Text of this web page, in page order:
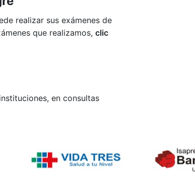
realizar sus exámenes de
que realizamos, clic
en consultas